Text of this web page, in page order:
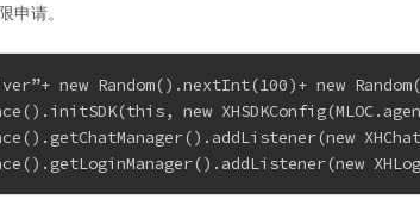
申请。
new Random().nextInt(100)+ new
new